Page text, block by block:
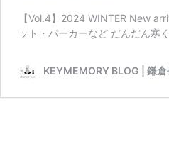
【Vol.4】2024 WINTER New
ット・パーカーなど だんだん寒
KEYMEMORY BLOG | 鎌